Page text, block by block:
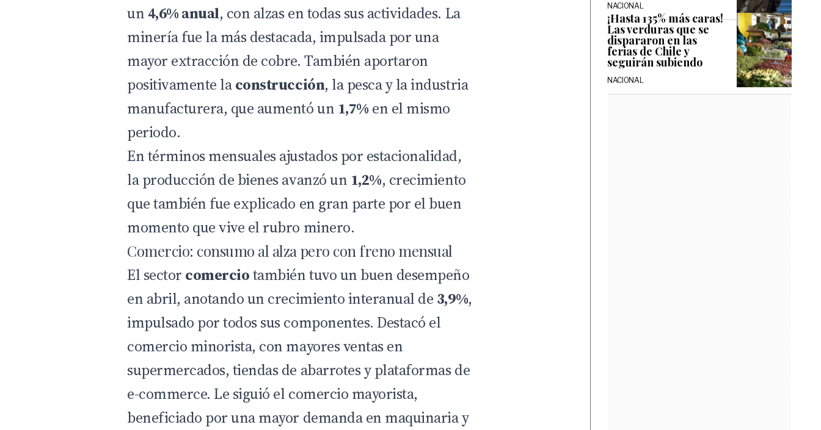
un 4,6% anual, con alzas en todas sus actividades. La
minería fue la más destacada, impulsada por una
mayor extracción de cobre. También aportaron
positivamente laconstrucción, la pesca y la industria
manufacturera, que aumentó un 1,7%en el mismo
periodo.
En términos mensuales ajustados por estacionalidad,
la producción de bienes avanzó un 1,2%, crecimiento
que también fue explicado en gran parte por el buen
momento que vive el rubro minero.
Comercio: consumo al alza pero con freno mensual
El sector comerciotambién tuvo un buen desempeño
en abril, anotando un crecimiento interanual de 3,9%,
impulsado por todos sus componentes. Destacó el
comercio minorista, con mayores ventas en
supermercados, tiendas de abarrotes y plataformas de
e-commerce. Le siguió el comercio mayorista,
beneficiado por una mayor demanda en maquinaria y
NACIONAL
¡Hasta 135% más caras!
Las verduras que se
dispararon en las
ferias de Chile y
seguirán subiendo
NACIONAL